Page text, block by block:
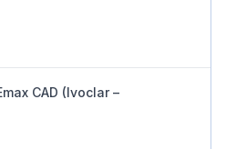
CAD (Ivoclar –